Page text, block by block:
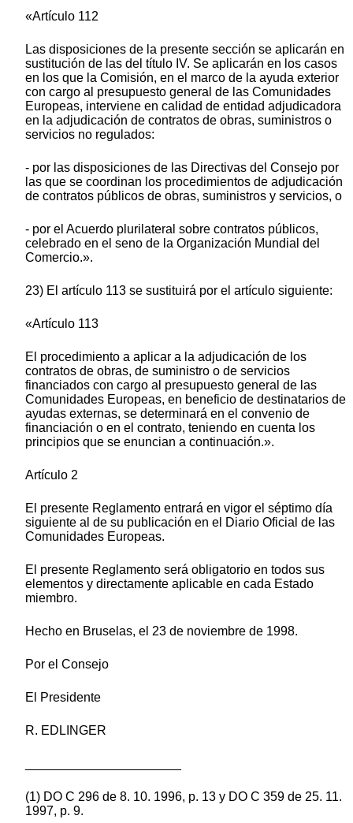
«Artículo 112
Las disposiciones de la presente sección se aplicarán en
sustitución de las del título IV. Se aplicarán en los casos
en los que la Comisión, en el marco de la ayuda exterior
con cargo al presupuesto general de las Comunidades
Europeas, interviene en calidad de entidad adjudicadora
en la adjudicación de contratos de obras, suministros o
servicios no regulados:
- por las disposiciones de las Directivas del Consejo por
las que se coordinan los procedimientos de adjudicación
de contratos públicos de obras, suministros y servicios, o
- por el Acuerdo plurilateral sobre contratos públicos,
celebrado en el seno de la Organización Mundial del
Comercio.».
23) El artículo 113 se sustituirá por el artículo siguiente:
«Artículo 113
El procedimiento a aplicar a la adjudicación de los
contratos de obras, de suministro o de servicios
financiados con cargo al presupuesto general de las
Comunidades Europeas, en beneficio de destinatarios de
ayudas externas, se determinará en el convenio de
financiación o en el contrato, teniendo en cuenta los
principios que se enuncian a continuación.».
Artículo 2
El presente Reglamento entrará en vigor el séptimo día
siguiente al de su publicación en el Diario Oficial de las
Comunidades Europeas.
El presente Reglamento será obligatorio en todos sus
elementos y directamente aplicable en cada Estado
miembro.
Hecho en Bruselas, el 23 de noviembre de 1998.
Por el Consejo
El Presidente
R. EDLINGER
(1) DO C 296 de 8. 10. 1996, p. 13 y DO C 359 de 25. 11.
1997, p. 9.